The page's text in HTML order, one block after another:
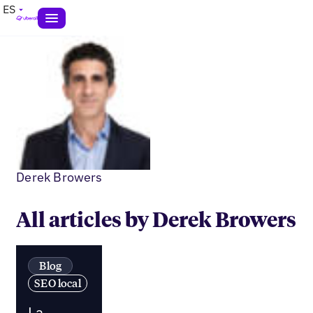
ES
Derek Browers
All articles by Derek Browers
Blog
SEO local